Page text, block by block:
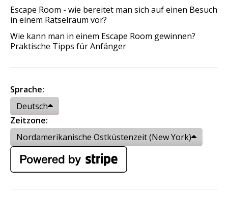
Escape Room - wie bereitet man sich auf einen Besuch
in einem Rätselraum vor?
Wie kann man in einem Escape Room gewinnen?
Praktische Tipps für Anfänger
Sprache:
Deutsch
Zeitzone:
Nordamerikanische Ostküstenzeit (New York)